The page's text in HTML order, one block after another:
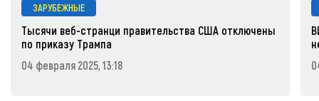
ЗАРУБЕЖНЫЕ
Тысячи веб-странци правительства США отключены
по приказу Трампа
04 февраля 2025, 13:18